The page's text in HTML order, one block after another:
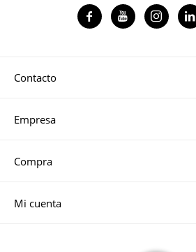
Contacto
Empresa
Compra
Mi cuenta
   